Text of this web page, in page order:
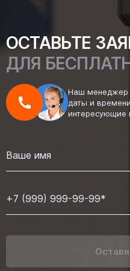
ОСТАВЬТЕ
ДЛЯ
Наш менеджер
даты и
интересующие